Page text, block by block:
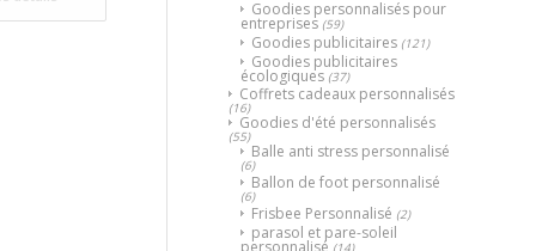
Goodies personnalisés pour
entreprises (59)
Goodies publicitaires (121)
Goodies publicitaires
écologiques (37)
Coffrets cadeaux personnalisés
(16)
Goodies d'été personnalisés
(55)
Balle anti stress personnalisé
(6)
Ballon de foot personnalisé
(6)
Frisbee Personnalisé (2)
parasol et pare-soleil
personnalisé (14)